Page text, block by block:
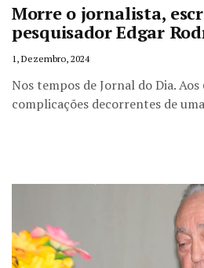
Morre o jornalista,
pesquisador Edgar
1, Dezembro, 2024
Nos tempos de Jornal do Dia.
complicações decorrentes de